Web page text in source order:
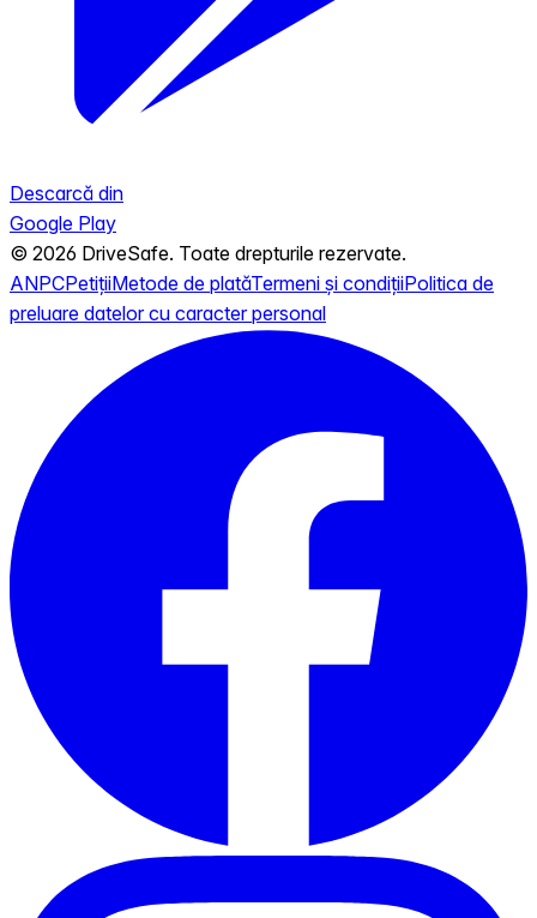
Descarcă din
Google Play
© 2026 DriveSafe. Toate drepturile rezervate.
ANPCPetițiiMetode de platăTermeni și condițiiPolitica de
preluare datelor cu caracter personal